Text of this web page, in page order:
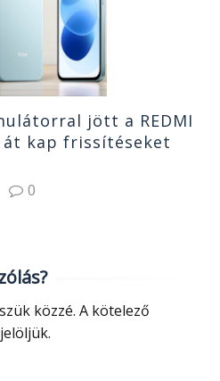
jött a REDMI
át kap frissítéseket
0
közzé. A kötelező